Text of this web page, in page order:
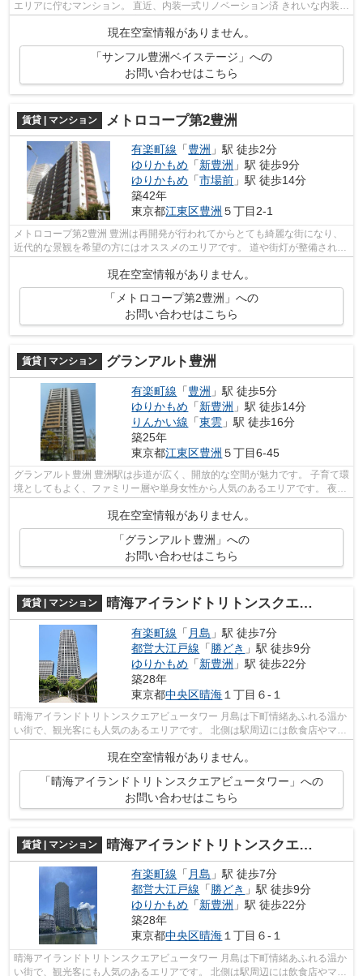
エリアに佇むマンション。 直近、内装一式リノベーション済 きれいな内装で
清潔感のある生活空間で快適に...
現在空室情報がありません。
「サンフル豊洲ベイステージ」への
お問い合わせはこちら
賃貸 | マンション メトロコープ第2豊洲
有楽町線 「豊洲 」駅 徒歩2分
ゆりかもめ 「新豊洲 」駅 徒歩9分
ゆりかもめ 「市場前 」駅 徒歩14分
築42年
東京都江東区豊洲 ５丁目2-1
メトロコープ第2豊洲 豊洲は再開発が行われてからとても綺麗な街になり、
近代的な景観を希望の方にはオススメのエリアです。 道や街灯が整備され、
パトロールも頻繁に行われている...
現在空室情報がありません。
「メトロコープ第2豊洲」への
お問い合わせはこちら
賃貸 | マンション グランアルト豊洲
有楽町線 「豊洲 」駅 徒歩5分
ゆりかもめ 「新豊洲 」駅 徒歩14分
りんかい線 「東雲 」駅 徒歩16分
築25年
東京都江東区豊洲 ５丁目6-45
グランアルト豊洲 豊洲駅は歩道が広く、開放的な空間が魅力です。 子育て環
境としてもよく、ファミリー層や単身女性から人気のあるエリアです。 夜中
現在空室情報がありません。
「グランアルト豊洲」への
お問い合わせはこちら
賃貸 | マンション 晴海アイランドトリトンスクエアビュータワー
有楽町線 「 月島 」駅 徒歩7分
都営大江戸線 「勝どき 」駅 徒歩9分
ゆりかもめ 「新豊洲 」駅 徒歩22分
築28年
東京都中央区晴海 １丁目６-１
晴海アイランドトリトンスクエアビュータワー 月島は下町情緒あふれる温か
い街で、観光客にも人気のあるエリアです。 北側は駅周辺には飲食店やマン
現在空室情報がありません。
「晴海アイランドトリトンスクエアビュータワー」への
お問い合わせはこちら
賃貸 | マンション 晴海アイランドトリトンスクエアビュータワー（晴海ビュータワー）
有楽町線 「 月島 」駅 徒歩7分
都営大江戸線 「勝どき 」駅 徒歩9分
ゆりかもめ 「新豊洲 」駅 徒歩22分
築28年
東京都中央区晴海１丁目６-１
晴海アイランドトリトンスクエアビュータワー 月島は下町情緒あふれる温か
い街で、観光客にも人気のあるエリアです。 北側は駅周辺には飲食店やマン